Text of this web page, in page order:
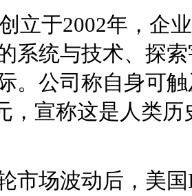
立于2002年，企
系统与技术、探
。公司称自身可
，宣称这是人类
市场波动后，美